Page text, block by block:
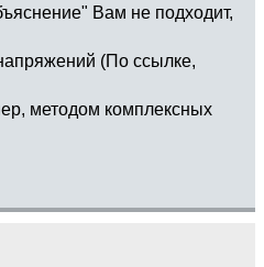
Вам не подходит,
(По ссылке,
методом комплексных